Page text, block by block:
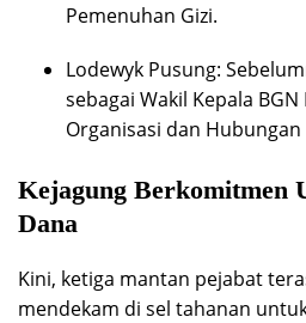
Pemenuhan Gizi.
Lodewyk Pusung:
sebagai Wakil Kepala
Organisasi dan
Kejagung Berkomitmen
Dana
Kini, ketiga mantan pejabat
mendekam di sel tahanan